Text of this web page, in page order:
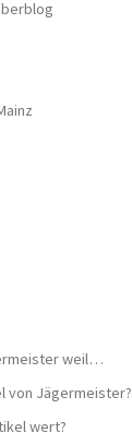
weil…
von Jägermeister?
wert?